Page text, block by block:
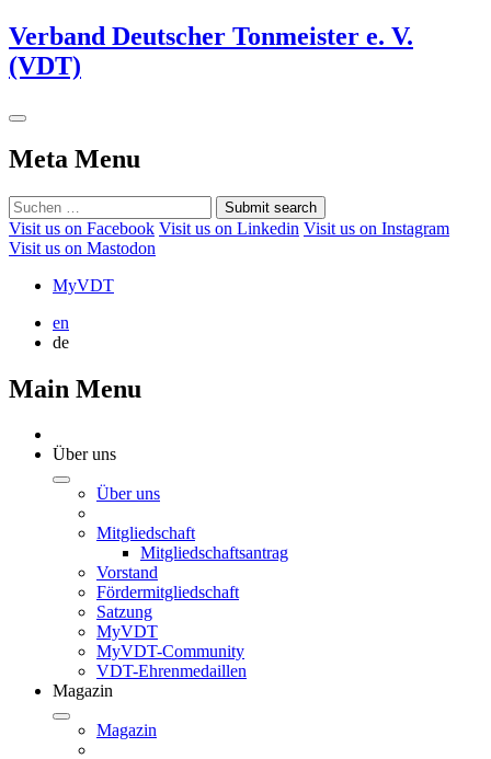
Verband Deutscher Tonmeister e. V.
(VDT)
Meta Menu
Submit search
Visit us on Facebook Visit us on Linkedin Visit us on Instagram
Visit us on Mastodon
MyVDT
en
de
Main Menu
Über uns
Über uns
Mitgliedschaft
Mitgliedschaftsantrag
Vorstand
Fördermitgliedschaft
Satzung
MyVDT
MyVDT-Community
VDT-Ehrenmedaillen
Magazin
Magazin